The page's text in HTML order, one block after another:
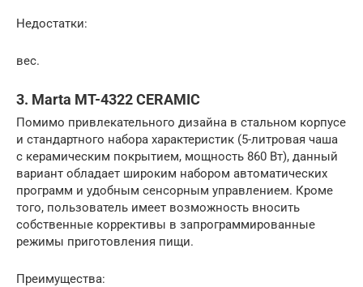
Недостатки:
вес.
3. Marta MT-4322 CERAMIC
Помимо привлекательного дизайна в стальном корпусе
и стандартного набора характеристик (5-литровая чаша
с керамическим покрытием, мощность 860 Вт), данный
вариант обладает широким набором автоматических
программ и удобным сенсорным управлением. Кроме
того, пользователь имеет возможность вносить
собственные коррективы в запрограммированные
режимы приготовления пищи.
Преимущества: